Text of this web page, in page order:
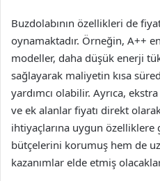
Buzdolabının özellikleri de
oynamaktadır. Örneğin, A++
modeller, daha düşük enerji
sağlayarak maliyetin kısa
yardımcı olabilir. Ayrıca,
ve ek alanlar fiyatı direkt
ihtiyaçlarına uygun özelliklere
bütçelerini korumuş hem de
kazanımlar elde etmiş